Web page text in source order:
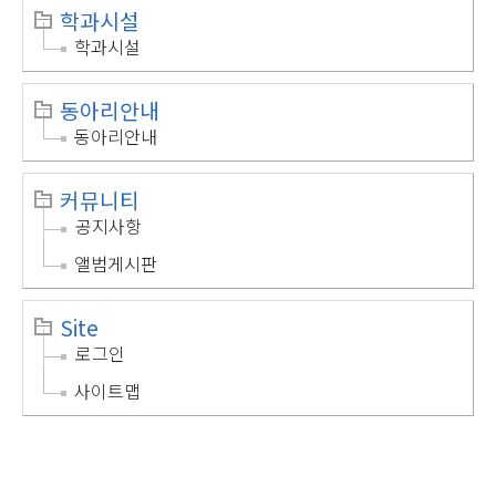
학과시설
학과시설
동아리안내
동아리안내
커뮤니티
공지사항
앨범게시판
Site
로그인
사이트맵